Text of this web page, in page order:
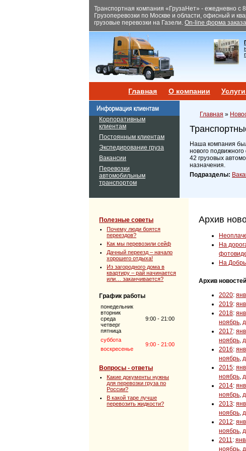
Транспортная компания «ГрузаНет» - ежедневно с
Грузоперевозки по Москве и области, офисный и
грузовые перевозки на Газели. On-line форма
Главная О компании
Корпоративным
клиентам
Постоянным клиентам
Экспедирование груза
Вакансии
Перевозки
автомобильным
транспортом
Главная »
Наша компания
нового
42 грузовых
назначения.
Подразделы:
Полезные советы
Почему люди боятся
переездов?
Как мы перевозили сейф
Дачный переезд – начало
хорошего отдыха!
Из загородного дома в
квартиру – рай начинается
или… заканчивается?
График работы
понедельник
вторник
среда
четверг
пятница
9:00 - 21:00
суббота
9:00 - 21:00
воскресенье
Вопросы - ответы
Какие документы нужны
для перевозки груза по
России?
В какой таре лучше
перевозить жидкости?
Архив
На
На
Архив
2020:
2019:
2018:
ноябрь,
2017:
ноябрь,
2016:
ноябрь,
2015:
ноябрь,
2014:
ноябрь,
2013:
ноябрь,
2012:
ноябрь,
2011:
ноябрь,